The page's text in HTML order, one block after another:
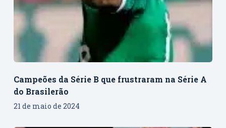
Campeões da Série B que frustraram na Série A
do Brasilerão
21 de maio de 2024